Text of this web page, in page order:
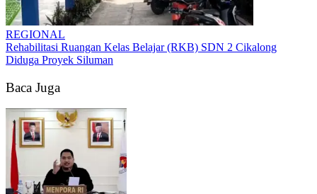
REGIONAL
Rehabilitasi Ruangan Kelas Belajar (RKB) SDN 2 Cikalong
Diduga Proyek Siluman
Baca Juga